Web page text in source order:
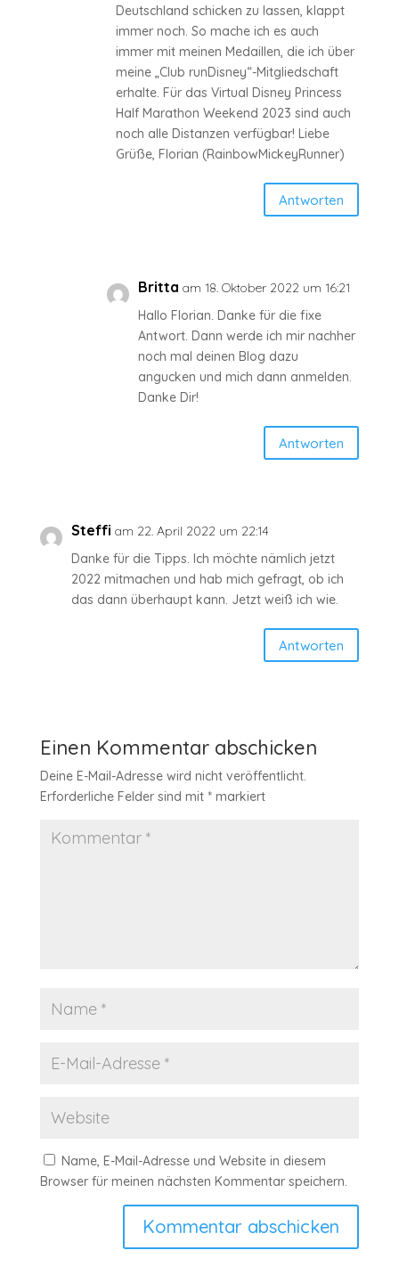
Deutschland schicken zu lassen, klappt
immer noch. So mache ich es auch
immer mit meinen Medaillen, die ich über
meine „Club runDisney“-Mitgliedschaft
erhalte. Für das Virtual Disney Princess
Half Marathon Weekend 2023 sind auch
noch alle Distanzen verfügbar! Liebe
Grüße, Florian (RainbowMickeyRunner)
Antworten
Britta am 18. Oktober 2022 um 16:21
Hallo Florian. Danke für die fixe
Antwort. Dann werde ich mir nachher
noch mal deinen Blog dazu
angucken und mich dann anmelden.
Danke Dir!
Antworten
Steffi am 22. April 2022 um 22:14
Danke für die Tipps. Ich möchte nämlich jetzt
2022 mitmachen und hab mich gefragt, ob ich
das dann überhaupt kann. Jetzt weiß ich wie.
Antworten
Einen Kommentar abschicken
Deine E-Mail-Adresse wird nicht veröffentlicht.
Erforderliche Felder sind mit *markiert
Name, E-Mail-Adresse und Website in diesem
Browser für meinen nächsten Kommentar speichern.
Kommentar abschicken